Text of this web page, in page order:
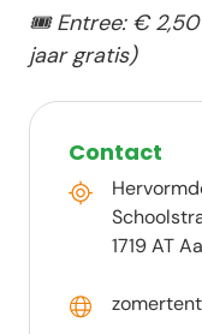
🎟️ Entree: € 2,50
jaar gratis)
Contact
1719 AT